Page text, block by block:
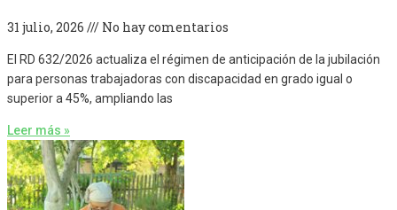
31 julio, 2026 No hay comentarios
El RD 632/2026 actualiza el régimen de anticipación de la jubilación
para personas trabajadoras con discapacidad en grado igual o
superior a 45%, ampliando las
Leer más »